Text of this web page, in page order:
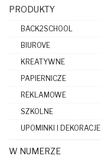
PRODUKTY
BACK2SCHOOL
BIUROVE
KREATYWNE
PAPIERNICZE
REKLAMOWE
SZKOLNE
UPOMINKI I DEKORACJE
W NUMERZE